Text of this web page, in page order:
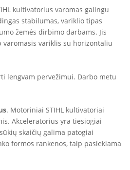
kultivatorius varomas galingu
stabilumas, variklio tipas
žemės dirbimo darbams. Jis
varomasis variklis su horizontaliu
lengvam pervežimui. Darbo metu
. Motoriniai STIHL kultivatoriai
Akceleratorius yra tiesiogiai
skaičių galima patogiai
formos rankenos, taip pasiekiama